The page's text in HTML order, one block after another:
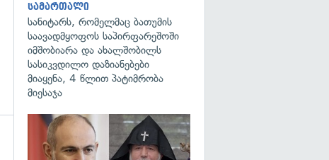
სამართალი
სანიტარს, რომელმაც ბათუმის
საავადმყოფოს საპირფარეშოში
იმშობიარა და ახალშობილს
სასიკვდილო დაზიანებები
მიაყენა, 4 წლით პატიმრობა
მიესაჯა